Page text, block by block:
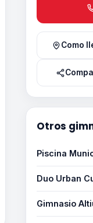
Como
Otros
Piscina
Duo Urban
Gimnasio